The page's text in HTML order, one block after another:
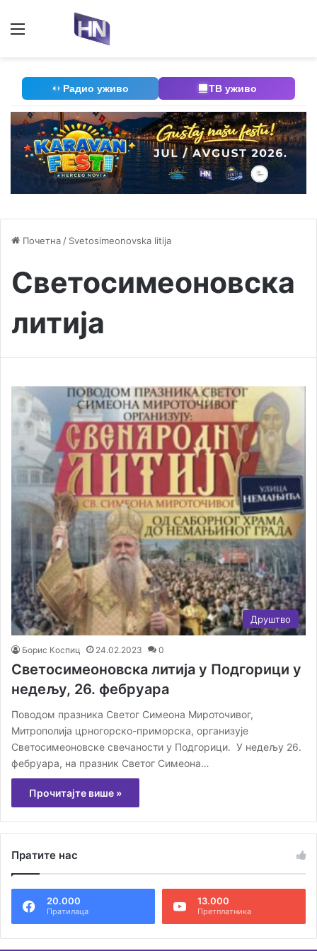
Радио уживо ТВ уживо
Почетна / Svetosimeonovska litija
Светосимеоновска
литија
Друштво
Борис Коспиц 24.02.2023 0
Светосимеоновска литија у Подгорици у
недељу, 26. фебруара
Поводом празника Светог Симеона Мироточивог,
Митрополија црногорско-приморска, организује
Светосимеоновске свечаности у Подгорици. У недељу 26.
фебруара, на празник Светог Симеона…
Прочитајте више »
Пратите нас
20.000
Пратилаца
13.000
Претплатника